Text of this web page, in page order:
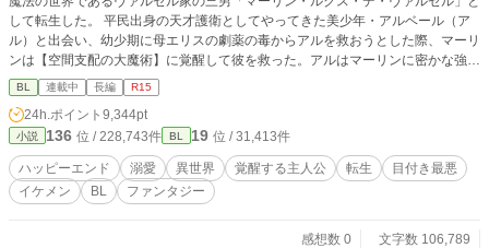
して転生した。 平民出身の天才護衛としてやってきた美少年・アルベール（ア
ル）と出会い、幼少期に母エリスの劇薬の毒からアルを救おうとした際、マーリ
ンは【空間支配の大魔術】に覚醒して彼を救った。アルはマーリンに密かな強烈
な恋心を抱いており、毎夜エリスに「本日のマーリン報告」を行っている。 当
主である父ヴィンセントや双子の兄たち、さらに母方の祖父母は、マーリンを
「ヴァルゼル家の至宝」「天使」と呼び、過剰なまでの溺愛を注いでいる。しか
し、中身がビビりな小心者であるマーリンは、その重すぎるプレッシャーに日々
怯え、憂鬱を感じていた。 歴史や一族の家系図を学ぶ中、マーリンは母エリス
の名前からミドルネーム「ルクス」が抜けていることに気づく。母が冷遇されて
いるという壮大な勘違いをしたマーリンは、ショックのあまり発作的に魔力を暴
BL 連載中 長編 R15
24h.ポイント 9,344pt
小説 136 位 / 228,743件 BL 19 位 / 31,413件
ハッピーエンド 溺愛 異世界 覚醒する主人公 転生
目付き最悪
イケメン
BL ファンタジー
感想数 0
文字数 106,789